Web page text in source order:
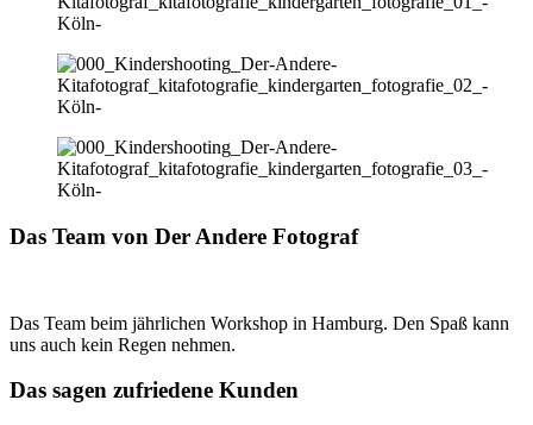
Das Team von Der Andere Fotograf
Das Team beim jährlichen Workshop in Hamburg. Den Spaß kann
uns auch kein Regen nehmen.
Das sagen zufriedene Kunden